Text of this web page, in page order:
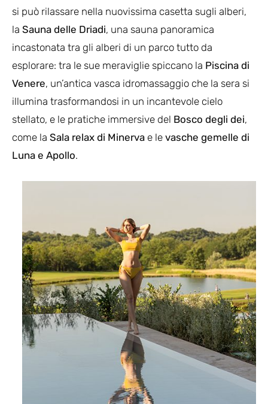
si può rilassare nella nuovissima casetta sugli alberi,
la Sauna delle Driadi, una sauna panoramica
incastonata tra gli alberi di un parco tutto da
esplorare: tra le sue meraviglie spiccano la Piscina di
Venere, un’antica vasca idromassaggio che la sera si
illumina trasformandosi in un incantevole cielo
stellato, e le pratiche immersive del Bosco degli dei,
come la Sala relax di Minerva e le vasche gemelle di
Luna e Apollo.